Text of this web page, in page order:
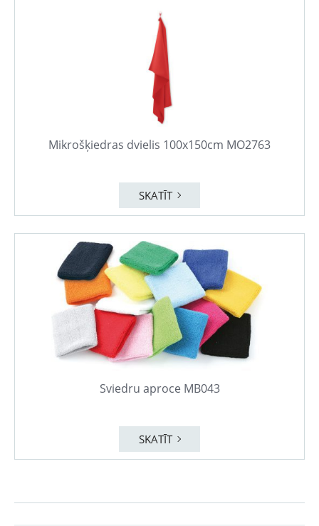
Mikrošķiedras dvielis 100x150cm MO2763
SKATĪT
Sviedru aproce MB043
SKATĪT